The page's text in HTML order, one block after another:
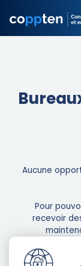
Aucune
Pour
recevoir